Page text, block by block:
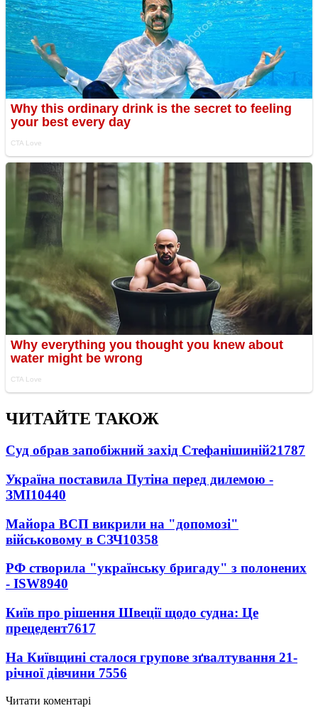
ЧИТАЙТЕ ТАКОЖ
Суд обрав запобіжний захід Стефанішиній21787
Україна поставила Путіна перед дилемою -
ЗМІ10440
Майора ВСП викрили на "допомозі"
військовому в СЗЧ10358
РФ створила "українську бригаду" з полонених
- ISW8940
Київ про рішення Швеції щодо судна: Це
прецедент7617
На Київщині сталося групове зґвалтування 21-
річної дівчини 7556
Читати коментарі